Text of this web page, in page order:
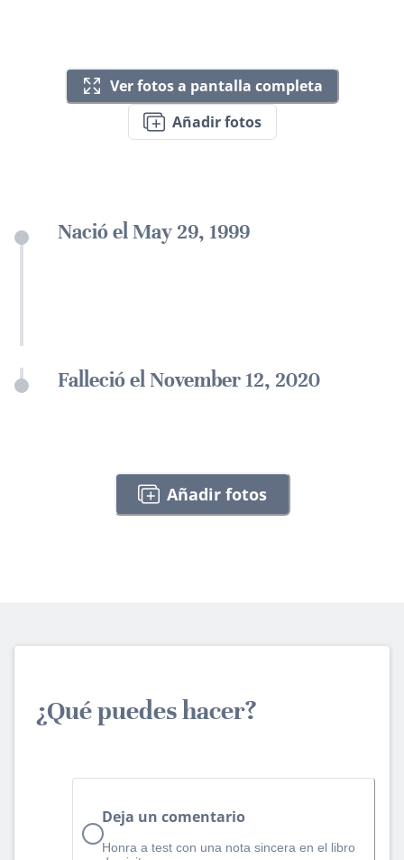
Ver fotos a pantalla completa
Añadir fotos
Nació el May 29, 1999
Falleció el November 12, 2020
Añadir fotos
¿Qué puedes hacer?
Deja un comentario
Honra a test con una nota sincera en el libro